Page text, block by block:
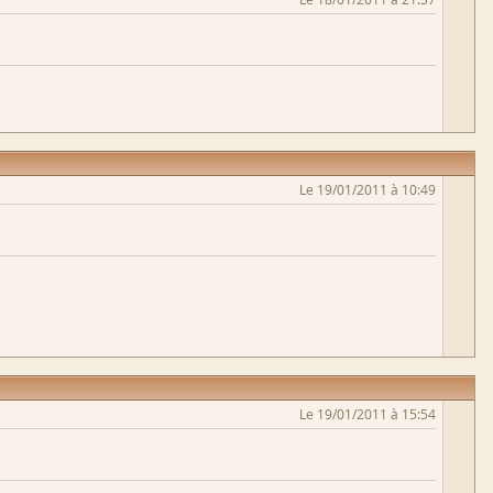
Le 19/01/2011 à 10:49
Le 19/01/2011 à 15:54